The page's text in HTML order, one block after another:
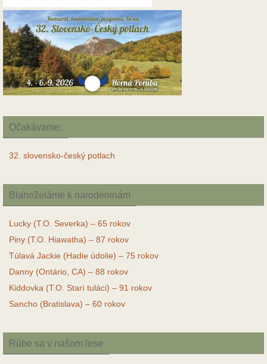
Očakávame:
32. slovensko-český potlach
Blahoželáme k narodeninám
Lucky (T.O. Severka) – 65 rokov
Piny (T.O. Hiawatha) – 87 rokov
Túlavá Jackie (Hadie údolie) – 75 rokov
Danny (Ontário, CA) – 88 rokov
Kiddovka (T.O. Starí tuláci) – 91 rokov
Sancho (Bratislava) – 60 rokov
Rúbe sa v našom lese